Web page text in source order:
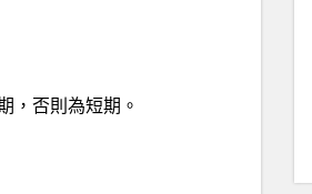
，否則為短期。